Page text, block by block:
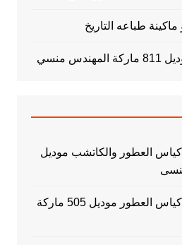
طباعه التاريخ
منسي
العطور والكاتشب موديل
ماكينات تعبئة وتغليف اكياس العطور موديل 505 ماركة